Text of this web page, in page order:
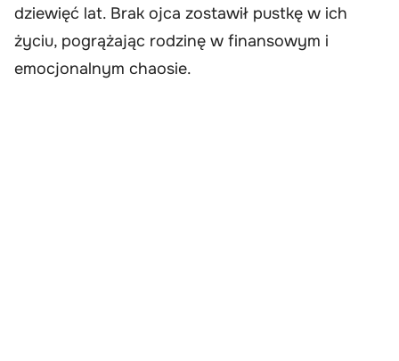
dziewięć lat. Brak ojca zostawił pustkę w ich
życiu, pogrążając rodzinę w finansowym i
emocjonalnym chaosie.